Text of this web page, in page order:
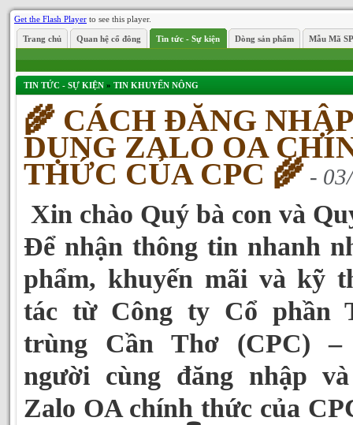
Get the Flash Player to see this player.
Trang chủ Quan hệ cổ đông Tin tức - Sự kiện Dòng sản phẩm Mẫu Mã SP
TIN TỨC - SỰ KIỆN » TIN KHUYẾN NÔNG
🌾 CÁCH ĐĂNG
DỤNG ZALO OA
THỨC CỦA CPC 🌾 -
Xin chào Quý bà con và
Để nhận thông tin nhanh
phẩm, khuyến mãi và kỹ
tác từ Công ty Cổ phần
trùng Cần Thơ (CPC)
người cùng đăng nhập
Zalo OA chính thức của